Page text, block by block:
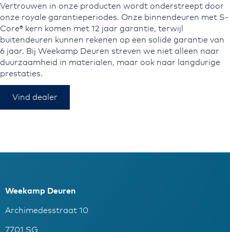
Vertrouwen in onze producten wordt onderstreept door
onze royale garantieperiodes. Onze binnendeuren met S-
Core® kern komen met 12 jaar garantie, terwijl
buitendeuren kunnen rekenen op een solide garantie van
6 jaar. Bij Weekamp Deuren streven we niet alleen naar
duurzaamheid in materialen, maar ook naar langdurige
prestaties.
Vind dealer
Weekamp Deuren
Archimedesstraat 10
7701 SG